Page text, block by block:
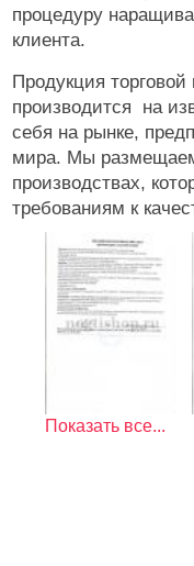
Косметика
Расходные
процедуру
клиента.
Продукция
производится на
себя на рынке,
мира. Мы размещаем
производствах,
требованиям к
Показать все...